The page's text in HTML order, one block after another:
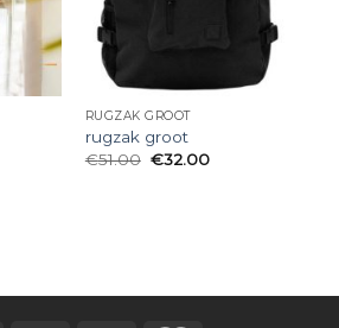
RUGZAK GROOT
rugzak groot
€51.00 €32.00